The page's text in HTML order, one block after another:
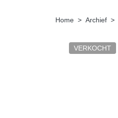
Home Archief
VERKOCHT